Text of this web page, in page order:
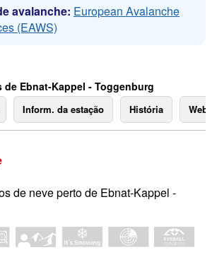
avalanche: European Avalanche
(EAWS)
de Ebnat-Kappel - Toggenburg
Inform. da estação História
de neve perto de Ebnat-Kappel -